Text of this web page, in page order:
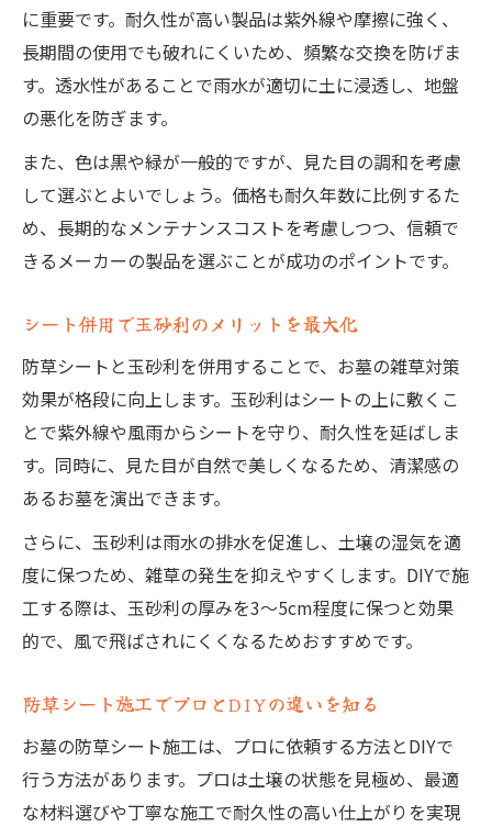
に重要です。耐久性が高い製品は紫外線や摩擦に強く、
長期間の使用でも破れにくいため、頻繁な交換を防げま
す。透水性があることで雨水が適切に土に浸透し、地盤
の悪化を防ぎます。
また、色は黒や緑が一般的ですが、見た目の調和を考慮
して選ぶとよいでしょう。価格も耐久年数に比例するた
め、長期的なメンテナンスコストを考慮しつつ、信頼で
きるメーカーの製品を選ぶことが成功のポイントです。
シート併用で玉砂利のメリットを最大化
防草シートと玉砂利を併用することで、お墓の雑草対策
効果が格段に向上します。玉砂利はシートの上に敷くこ
とで紫外線や風雨からシートを守り、耐久性を延ばしま
す。同時に、見た目が自然で美しくなるため、清潔感の
あるお墓を演出できます。
さらに、玉砂利は雨水の排水を促進し、土壌の湿気を適
度に保つため、雑草の発生を抑えやすくします。DIYで施
工する際は、玉砂利の厚みを3〜5cm程度に保つと効果
的で、風で飛ばされにくくなるためおすすめです。
防草シート施工でプロとDIYの違いを知る
お墓の防草シート施工は、プロに依頼する方法とDIYで
行う方法があります。プロは土壌の状態を見極め、最適
な材料選びや丁寧な施工で耐久性の高い仕上がりを実現